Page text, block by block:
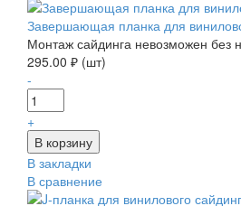
Завершающая планка для
Монтаж сайдинга невозможен без
295.00 ₽ (шт)
-
+
В закладки
В сравнение